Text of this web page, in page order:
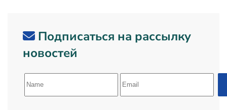
Подписаться на рассылку
новостей